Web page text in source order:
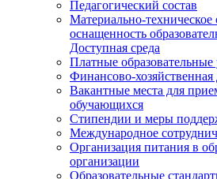
Педагогический состав
Материально-техническое
оснащенность
Доступная среда
Платные образовательные
Финансово-хозяйственная
Вакантные места для
обучающихся
Стипендии и меры
Международное
Организация питания в
организации
Образовательные